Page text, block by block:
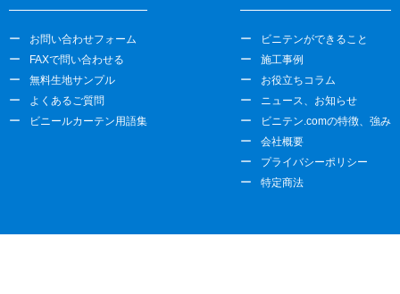
お問い合わせフォーム
FAXで問い合わせる
無料生地サンプル
よくあるご質問
ビニールカーテン用語集
ビニテンができること
施工事例
お役立ちコラム
ニュース、お知らせ
ビニテン.comの特徴、強み
会社概要
プライバシーポリシー
特定商法